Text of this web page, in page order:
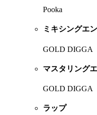
Pooka
ミキシングエ
GOLD DIGGA
マスタリング
GOLD DIGGA
ラップ